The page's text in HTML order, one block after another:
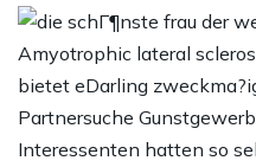
Amyotrophic lateral
bietet eDarling
Partnersuche
Interessenten hatten so